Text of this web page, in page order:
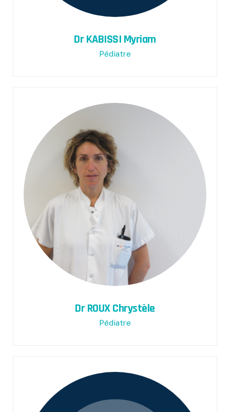
Dr KABISSI Myriam
Pédiatre
Dr ROUX Chrystèle
Pédiatre